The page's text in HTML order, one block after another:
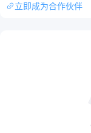
立即成为合作伙伴